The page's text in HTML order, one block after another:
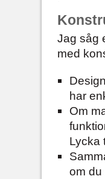
Jag såg
med
har
Om
Lycka
om du